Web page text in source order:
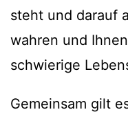
steht und darauf
wahren und
schwierige
Gemeinsam gilt